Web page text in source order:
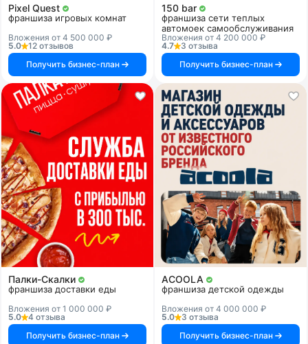
Pixel Quest
франшиза игровых комнат
Вложения от 4 500 000 ₽
5.0
12 отзывов
Получить бизнес-план
150 bar
франшиза сети теплых
автомоек самообслуживания
Вложения от 4 200 000 ₽
4.7
3 отзыва
Получить бизнес-план
Палки-Скалки
франшиза доставки еды
Вложения от 1 000 000 ₽
5.0
4 отзыва
Получить бизнес-план
ACOOLA
франшиза детской одежды
Вложения от 4 000 000 ₽
5.0
3 отзыва
Получить бизнес-план